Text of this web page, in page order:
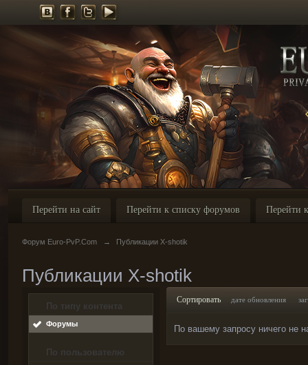
Перейти на сайт Перейти к списку форумов Перейти
Форум Euro-PvP.Com → Публикации X-shotik
Публикации X-shotik
По типу контента
Форумы
По пользователю
Сортировать дате обновления
По вашему запросу ничего не